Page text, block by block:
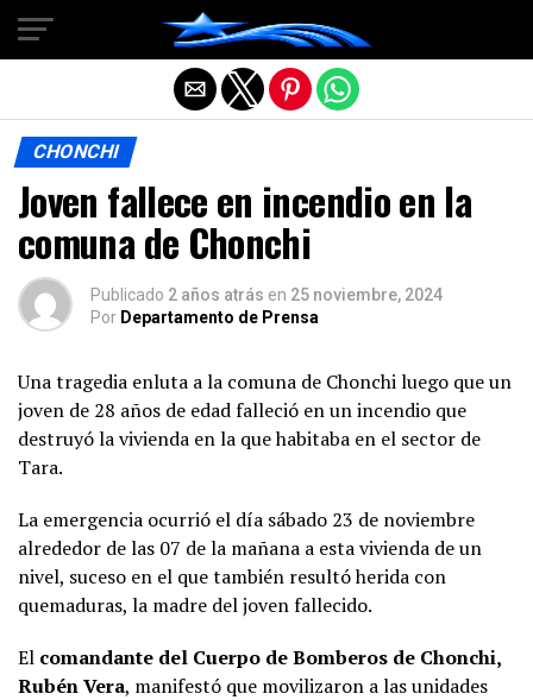
CHONCHI
Joven fallece en incendio en la
comuna de Chonchi
Publicado 2 años atrás en 25 noviembre, 2024
Por Departamento de Prensa
Una tragedia enluta a la comuna de Chonchi luego que un
joven de 28 años de edad falleció en un incendio que
destruyó la vivienda en la que habitaba en el sector de
Tara.
La emergencia ocurrió el día sábado 23 de noviembre
alrededor de las 07 de la mañana a esta vivienda de un
nivel, suceso en el que también resultó herida con
quemaduras, la madre del joven fallecido.
El comandante del Cuerpo de Bomberos de Chonchi,
Rubén Vera, manifestó que movilizaron a las unidades
Salir de la versión móvil